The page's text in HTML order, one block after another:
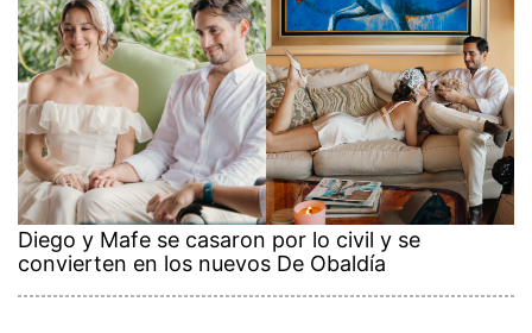
Diego y Mafe se casaron por lo civil y se
convierten en los nuevos De Obaldía